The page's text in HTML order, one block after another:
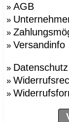
» AGB
»
»
» Versandinfo
» Datenschutz
»
»